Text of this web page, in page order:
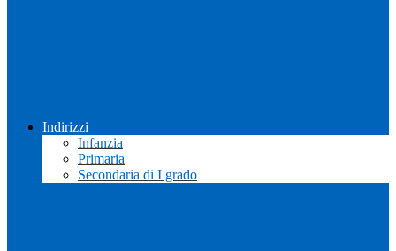
Indirizzi
Infanzia
Primaria
Secondaria di I grado